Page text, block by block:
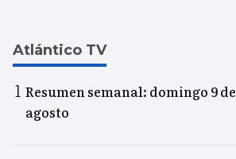
Atlántico TV
Resumen semanal: domingo 9 de
agosto